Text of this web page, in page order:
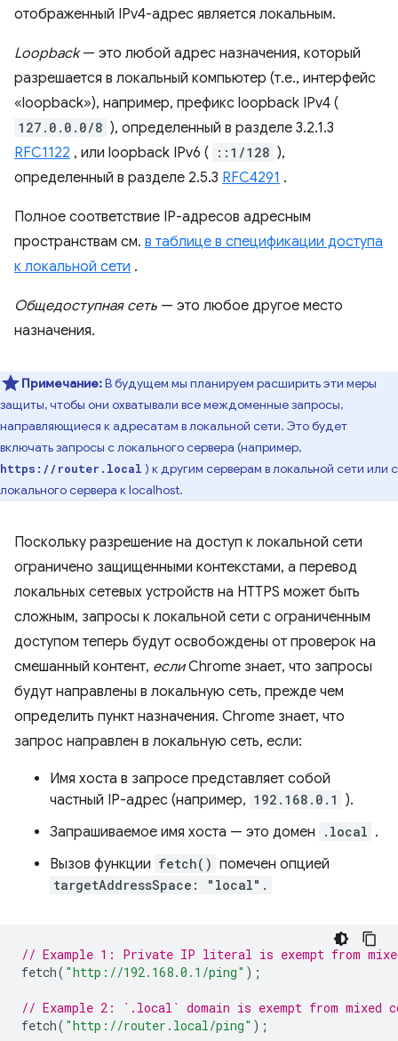
отображенный IPv4-адрес является локальным.
Loopback— это любой адрес назначения, который
разрешается в локальный компьютер (т.е., интерфейс
«loopback»), например, префикс loopback IPv4 (
127.0.0.0/8 ), определенный в разделе 3.2.1.3
RFC1122 , или loopback IPv6 ( ::1/128 ),
определенный в разделе 2.5.3 RFC4291 .
Полное соответствие IP-адресов адресным
пространствам см. в таблице в спецификации доступа
к локальной сети .
Общедоступная сеть — это любое другое место
назначения.
Примечание:В будущем мы планируем расширить эти меры
защиты, чтобы они охватывали все междоменные запросы,
направляющиеся к адресатам в локальной сети. Это будет
включать запросы с локального сервера (например,
https://router.local ) к другим серверам в локальной сети или с
локального сервера к localhost.
Поскольку разрешение на доступ к локальной сети
ограничено защищенными контекстами, а перевод
локальных сетевых устройств на HTTPS может быть
сложным, запросы к локальной сети с ограниченным
доступом теперь будут освобождены от проверок на
смешанный контент, еслиChrome знает, что запросы
будут направлены в локальную сеть, прежде чем
определить пункт назначения. Chrome знает, что
запрос направлен в локальную сеть, если:
Имя хоста в запросе представляет собой
частный IP-адрес (например, 192.168.0.1
).
Запрашиваемое имя хоста — это домен
.local .
Вызов функции fetch() помечен опцией
targetAddressSpace: "local".
// Example 1: Private IP literal is exempt from
fetch( "http://192.168.0.1/ping" );
// Example 2: `.local` domain is exempt from mixed
fetch( "http://router.local/ping" );